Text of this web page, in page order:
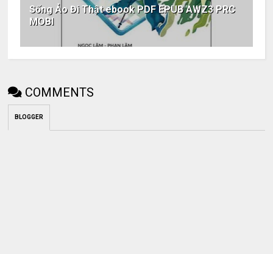
Sống Ảo Đi Thật ebook PDF EPUB AWZ3 PRC
MOBI
COMMENTS
BLOGGER